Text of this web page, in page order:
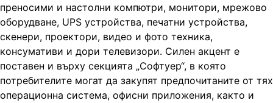
преносими и настолни компютри, монитори, мрежово
оборудване, UPS устройства, печатни устройства,
скенери, проектори, видео и фото техника,
консумативи и дори телевизори. Силен акцент е
поставен и върху секцията „Софтуер“, в която
потребителите могат да закупят предпочитаните от тях
операционна система, офисни приложения, както и